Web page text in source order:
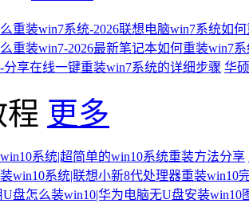
重装win7系统-2026联想电脑win7系统如
重装win7-2026最新笔记本如何重装win7
享在线一键重装win7系统的详细步骤 华
程 更多
系统|超简单的win10系统重装方法分享
win10系统|联想小新8代处理器重装win10
盘怎么装win10|华为电脑无U盘安装win10